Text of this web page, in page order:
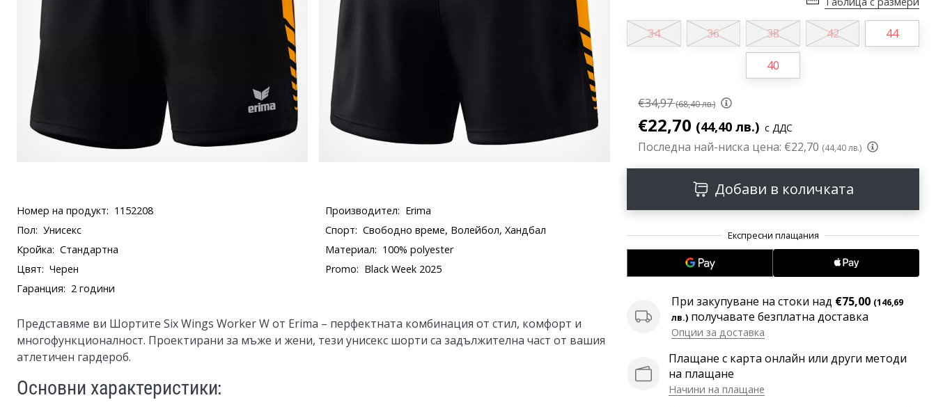
34 36 38 42 44
40
€34,97 (68,40 лв.)
€22,70 (44,40 лв.) с ДДС
Последна най-ниска цена: €22,70 (44,40 лв.)
Добави в количката
При закупуване на стоки над €75,00 (146,69
лв.) получавате безплатна доставка
Опции за доставка
Плащане с карта онлайн или други методи
на плащане
Начини на плащане
Номер на продукт: 1152208 Производител: Erima
Пол: Унисекс Спорт: Свободно време, Волейбол, Хандбал
Кройка: Стандартна Материал: 100% polyester
Цвят: Черен Promo: Black Week 2025
Гаранция: 2 години
Представяме ви Шортите Six Wings Worker Wот Erima – перфектната комбинация от стил, комфорт и
многофункционалност. Проектирани за мъже и жени, тези унисекс шорти са задължителна част от вашия
атлетичен гардероб.
Основни характеристики: